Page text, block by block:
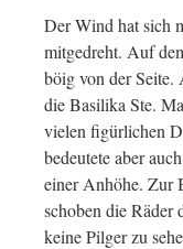
Der Wind hat sich
mitgedreht. Auf
böig von der Seite.
die Basilika Ste.
vielen figürlichen
bedeutete aber
einer Anhöhe. Zur
schoben die Räder
keine Pilger zu